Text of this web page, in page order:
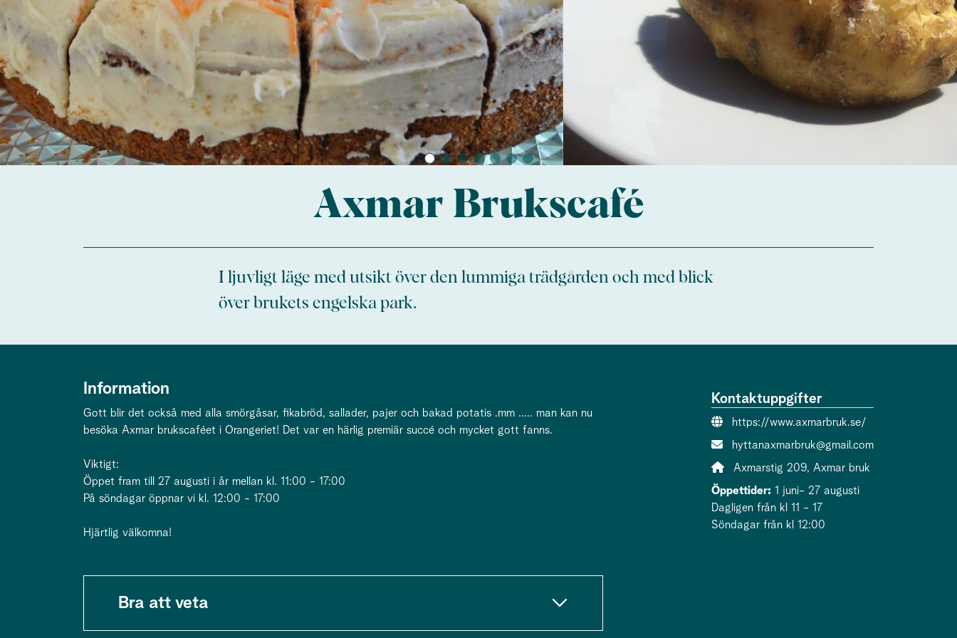
Axmar Brukscafé
I ljuvligt läge med utsikt över den lummiga trädgården och med blick
över brukets engelska park.
Information
Gott blir det också med alla smörgåsar, fikabröd, sallader, pajer och bakad potatis .mm ..... man kan nu
besöka Axmar brukscaféet i Orangeriet! Det var en härlig premiär succé och mycket gott fanns.
Viktigt:
Öppet fram till 27 augusti i år mellan kl. 11:00 - 17:00
På söndagar öppnar vi kl. 12:00 - 17:00
Hjärtlig välkomna!
Bra att veta
Kontaktuppgifter
Webbsida:
https://www.axmarbruk.se/
E-post:
hyttanaxmarbruk@gmail.com
Adress:
Axmarstig 209, Axmar bruk
Öppettider: 1 juni- 27 augusti
Dagligen från kl 11 - 17
Söndagar från kl 12:00